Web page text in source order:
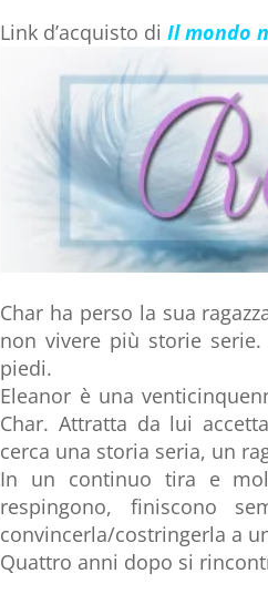
Link d’acquisto diIl mondo
Char ha perso la sua
non vivere più storie
piedi.
Eleanor è una
Char. Attratta da lui
cerca una storia seria, un
In un continuo tira e
respingono, finiscono
convincerla/costringerla a
Quattro anni dopo si